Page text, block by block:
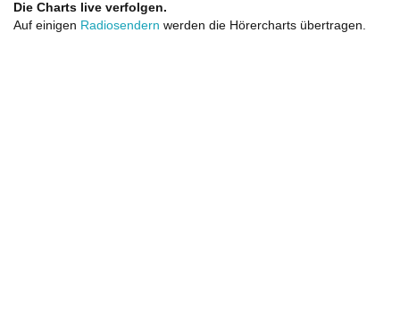
Die Charts live verfolgen.
Auf einigen Radiosendern werden die Hörercharts übertragen.